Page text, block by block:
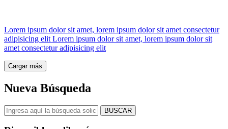
Lorem ipsum dolor sit amet, lorem ipsum dolor sit amet consectetur
adipisicing elit Lorem ipsum dolor sit amet, lorem ipsum dolor sit
amet consectetur adipisicing elit
Cargar más
Nueva Búsqueda
BUSCAR